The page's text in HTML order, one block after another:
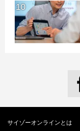
10
サイゾーオンラインとは